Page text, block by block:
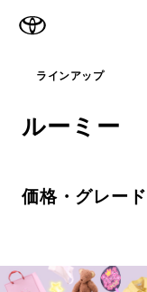
ラインアップ
ルーミー
価格・グレード